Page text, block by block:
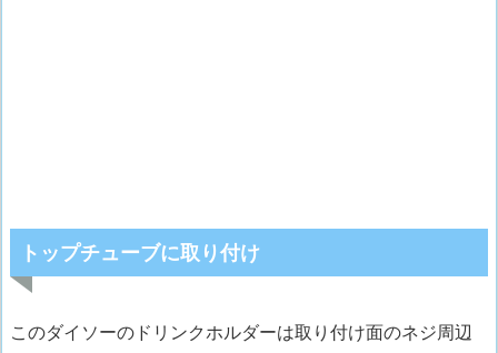
トップチューブに取り付け
このダイソーのドリンクホルダーは取り付け面のネジ周辺